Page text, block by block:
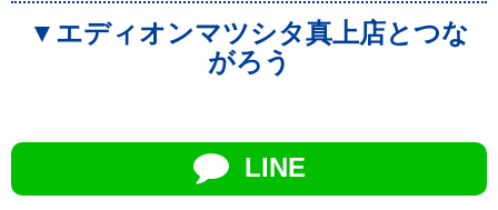
▼エディオンマツシタ真上店とつな
がろう
LINE